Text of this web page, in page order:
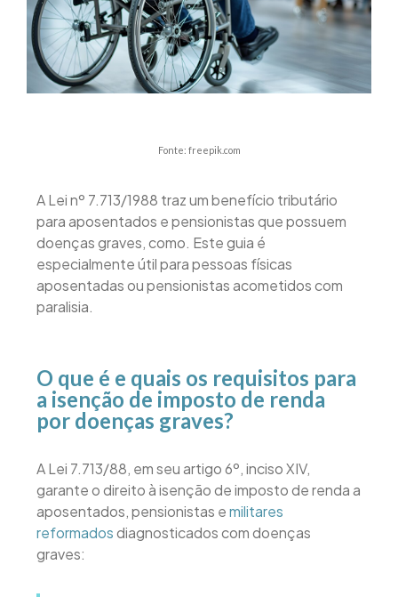
Fonte: freepik.com
A Lei nº 7.713/1988 traz um benefício tributário
para aposentados e pensionistas que possuem
doenças graves, como. Este guia é
especialmente útil para pessoas físicas
aposentadas ou pensionistas acometidos com
paralisia.
O que é e quais os requisitos para
a isenção de imposto de renda
por doenças graves?
A Lei 7.713/88, em seu artigo 6º, inciso XIV,
garante o direito à isenção de imposto de renda a
aposentados, pensionistas emilitares
reformadosdiagnosticados com doenças
graves: